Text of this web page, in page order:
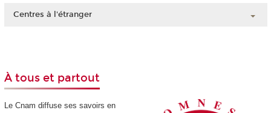
La Réunion
Nouvelle-Calédonie
Polynésie française
Centres à l'étranger
Madagascar
Maroc
À tous et partout
Le Cnam diffuse ses savoirs en